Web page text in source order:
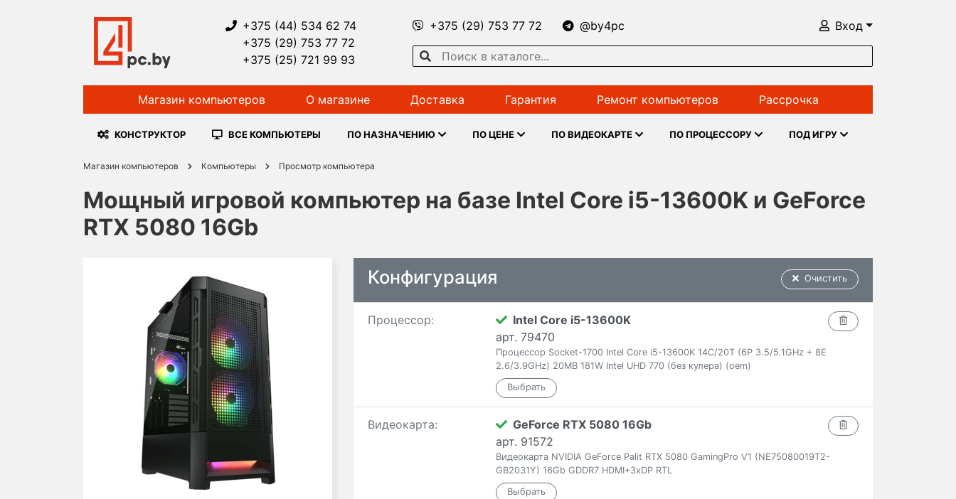
+375 (44) 534 62 74
+375 (29) 753 77 72
+375 (25) 721 99 93
+375 (29) 753 77 72 @by4pc Вход
Магазин компьютеров О магазине Доставка Гарантия Ремонт компьютеров Рассрочка
КОНСТРУКТОР ВСЕ КОМПЬЮТЕРЫ ПО НАЗНАЧЕНИЮ ПО ЦЕНЕ ПО ВИДЕОКАРТЕ ПО ПРОЦЕССОРУ ПОД ИГРУ
Магазин компьютеров Компьютеры Просмотр компьютера
Мощный игровой компьютер на базе Intel Core i5-13600K и GeForce
RTX 5080 16Gb
Очистить
Конфигурация
Процессор:
Intel Core i5-13600K
арт. 79470
Процессор Socket-1700 Intel Core i5-13600K 14C/20T (6P 3.5/5.1GHz + 8E
2.6/3.9GHz) 20MB 181W Intel UHD 770 (без кулера) (oem)
Видеокарта:
GeForce RTX 5080 16Gb
арт. 91572
Видеокарта NVIDIA GeForce Palit RTX 5080 GamingPro V1 (NE75080019T2-
GB2031Y) 16Gb GDDR7 HDMI+3xDP RTL